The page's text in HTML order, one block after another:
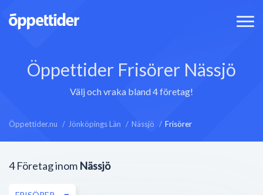
Öppettider Frisörer Nässjö
Välj och vraka bland 4 företag!
Öppettider.nu Jönköpings Län Nässjö Frisörer
4 Företag inom Nässjö